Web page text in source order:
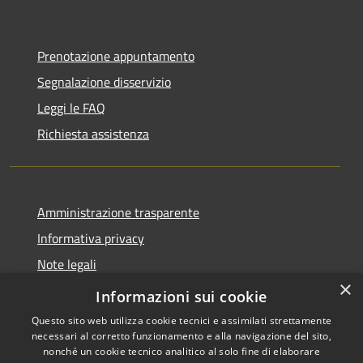
Prenotazione appuntamento
Segnalazione disservizio
Leggi le FAQ
Richiesta assistenza
Amministrazione trasparente
Informativa privacy
Note legali
Dichiarazione di accessibilità
×
Informazioni sui cookie
Questo sito web utilizza cookie tecnici e assimilati strettamente
necessari al corretto funzionamento e alla navigazione del sito,
nonché un cookie tecnico analitico al solo fine di elaborare